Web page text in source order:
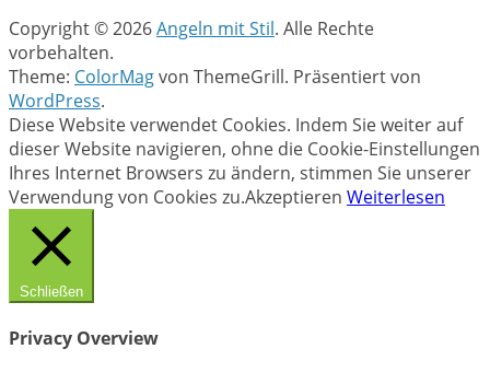
Copyright © 2026Angeln mit Stil. Alle Rechte
vorbehalten.
Theme: ColorMagvon ThemeGrill. Präsentiert von
WordPress.
Diese Website verwendet Cookies. Indem Sie weiter auf
dieser Website navigieren, ohne die Cookie-Einstellungen
Ihres Internet Browsers zu ändern, stimmen Sie unserer
Verwendung von Cookies zu.Akzeptieren Weiterlesen
Schließen
Privacy Overview